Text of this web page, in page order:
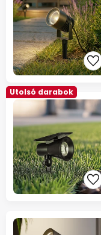
Utolsó darabok